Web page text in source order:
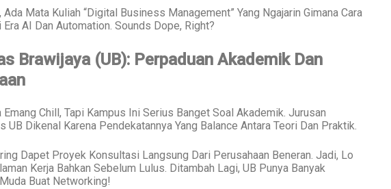
Ada Mata Kuliah “Digital Business Management” Yang Ngajarin Gimana Cara
AI Dan Automation. Sounds Dope, Right?
Brawijaya (UB): Perpaduan Akademik Dan
Chill, Tapi Kampus Ini Serius Banget Soal Akademik. Jurusan
Dikenal Karena Pendekatannya Yang Balance Antara Teori Dan Praktik.
Dapet Proyek Konsultasi Langsung Dari Perusahaan Beneran. Jadi, Lo
Kerja Bahkan Sebelum Lulus. Ditambah Lagi, UB Punya Banyak
Buat Networking!